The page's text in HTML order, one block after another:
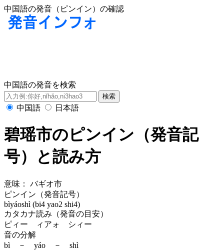
中国語の発音（ピンイン）の確認
中国語の発音を検索
中国語 日本語
碧瑶市のピンイン（発音記
号）と読み方
意味：
バギオ市
ピンイン（発音記号）
bìyáoshì (bi4 yao2 shi4)
カタカナ読み（発音の目安）
ピィー ィアォ シィー
音の分解
bì － yáo － shì